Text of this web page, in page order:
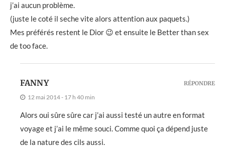
j’ai aucun problème.
(juste le coté il seche vite alors attention aux paquets.)
Mes préférés restent le Dior 😉 et ensuite le Better than sex
de too face.
FANNY
12 mai 2014 - 17 h 40 min
Alors oui sûre sûre car j’ai aussi testé un autre en format
voyage et j’ai le même souci. Comme quoi ça dépend juste
de la nature des cils aussi.
RÉPONDRE